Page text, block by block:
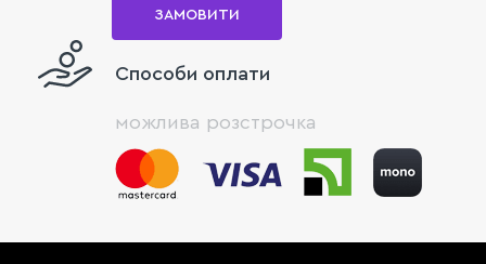
ЗАМОВИТИ
Способи оплати
можлива розстрочка